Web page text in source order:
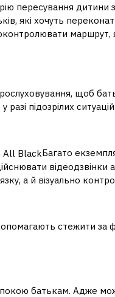
пересування дитини
які хочуть
маршрут,
щоб
підозрілих ситуацій.
Багато
відеодзвінки
а й візуально
стежити за
батькам. Адже